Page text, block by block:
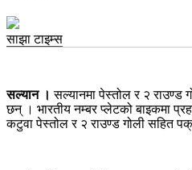
साझा टाइम्स
सल्यान । सल्यानमा पेस्तोल र २ राउण्ड
छन् । भारतीय नम्बर प्लेटको बाइकमा
कटुवा पेस्तोल र २ राउण्ड गोली सहित